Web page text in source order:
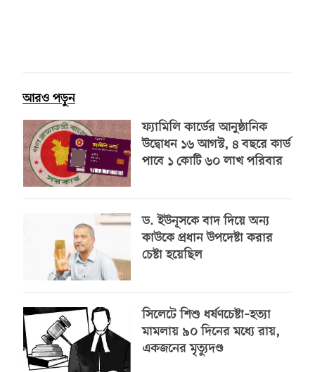
আরও পড়ুন
ফ্যামিলি কার্ডের আনুষ্ঠানিক
উদ্বোধন ১৬ আগস্ট, ৪ বছরে কার্ড
পাবে ১ কোটি ৬০ লাখ পরিবার
ড. ইউনূসকে বাদ দিয়ে অন্য
কাউকে প্রধান উপদেষ্টা করার
চেষ্টা হয়েছিল
সিলেটে শিশু ধর্ষণচেষ্টা–হত্যা
মামলায় ৯০ দিনের মধ্যে রায়,
একজনের মৃত্যুদণ্ড